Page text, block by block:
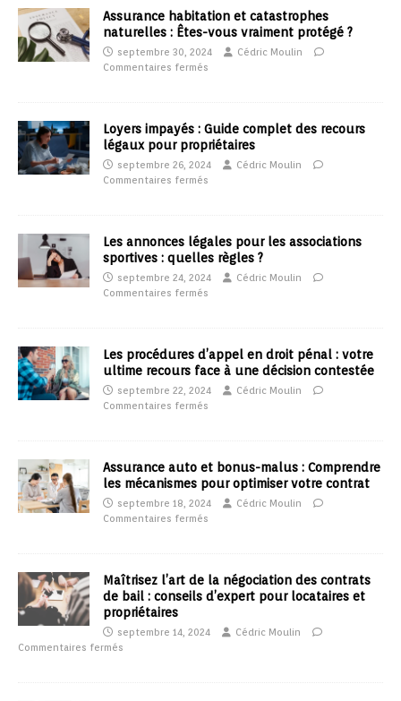
Assurance habitation et catastrophes
naturelles : Êtes-vous vraiment protégé ?
septembre 30, 2024
Cédric Moulin
Commentaires fermés
Loyers impayés : Guide complet des recours
légaux pour propriétaires
septembre 26, 2024
Cédric Moulin
Commentaires fermés
Les annonces légales pour les associations
sportives : quelles règles ?
septembre 24, 2024
Cédric Moulin
Commentaires fermés
Les procédures d’appel en droit pénal : votre
ultime recours face à une décision contestée
septembre 22, 2024
Cédric Moulin
Commentaires fermés
Assurance auto et bonus-malus : Comprendre
les mécanismes pour optimiser votre contrat
septembre 18, 2024
Cédric Moulin
Commentaires fermés
Maîtrisez l’art de la négociation des contrats
de bail : conseils d’expert pour locataires et
propriétaires
septembre 14, 2024
Cédric Moulin
Commentaires fermés